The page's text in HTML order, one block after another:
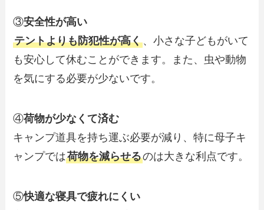
③安全性が高い
テントよりも防犯性が高く、小さな子どもがいて
も安心して休むことができます。また、虫や動物
を気にする必要が少ないです。
④荷物が少なくて済む
キャンプ道具を持ち運ぶ必要が減り、特に母子キ
ャンプでは荷物を減らせるのは大きな利点です。
⑤快適な寝具で疲れにくい